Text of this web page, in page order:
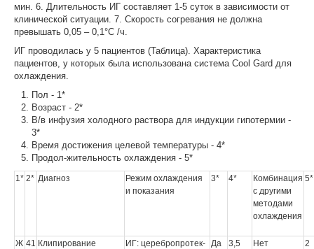
мин. 6. Длительность ИГ составляет 1-5 суток в зависимости от
клинической ситуации. 7. Скорость согревания не должна
превышать 0,05 – 0,1°С /ч.
ИГ проводилась у 5 пациентов (Таблица). Характеристика
пациентов, у которых была использована система Cool Gard для
охлаждения.
Пол - 1*
Возраст - 2*
В/в инфузия холодного раствора для индукции гипотермии -
3*
Время достижения целевой температуры - 4*
Продол-жительность охлаждения - 5*
1* 2* Диагноз
Режим охлаждения
и показания
3* 4*
Комбинация
с другими
методами
охлаждения
5*
Ж 41 Клипирование
ИГ: церебропротек- Да
3,5
Нет
2